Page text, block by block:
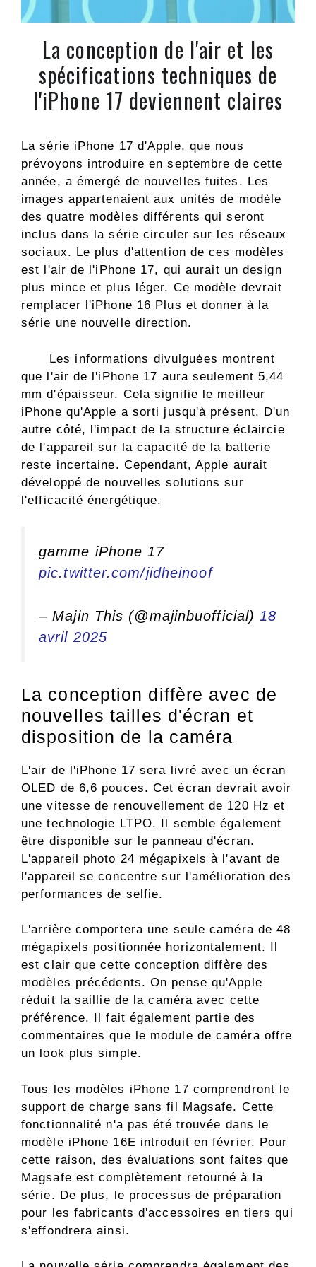
La conception de l'air et les
spécifications techniques de
l'iPhone 17 deviennent claires
La série iPhone 17 d'Apple, que nous
prévoyons introduire en septembre de cette
année, a émergé de nouvelles fuites. Les
images appartenaient aux unités de modèle
des quatre modèles différents qui seront
inclus dans la série circuler sur les réseaux
sociaux. Le plus d'attention de ces modèles
est l'air de l'iPhone 17, qui aurait un design
plus mince et plus léger. Ce modèle devrait
remplacer l'iPhone 16 Plus et donner à la
série une nouvelle direction.
Les informations divulguées montrent
que l'air de l'iPhone 17 aura seulement 5,44
mm d'épaisseur. Cela signifie le meilleur
iPhone qu'Apple a sorti jusqu'à présent. D'un
autre côté, l'impact de la structure éclaircie
de l'appareil sur la capacité de la batterie
reste incertaine. Cependant, Apple aurait
développé de nouvelles solutions sur
l'efficacité énergétique.
gamme iPhone 17
pic.twitter.com/jidheinoof
– Majin This (@majinbuofficial)18
avril 2025
La conception diffère avec de
nouvelles tailles d'écran et
disposition de la caméra
L'air de l'iPhone 17 sera livré avec un écran
OLED de 6,6 pouces. Cet écran devrait avoir
une vitesse de renouvellement de 120 Hz et
une technologie LTPO. Il semble également
être disponible sur le panneau d'écran.
L'appareil photo 24 mégapixels à l'avant de
l'appareil se concentre sur l'amélioration des
performances de selfie.
L'arrière comportera une seule caméra de 48
mégapixels positionnée horizontalement. Il
est clair que cette conception diffère des
modèles précédents. On pense qu'Apple
réduit la saillie de la caméra avec cette
préférence. Il fait également partie des
commentaires que le module de caméra offre
un look plus simple.
Tous les modèles iPhone 17 comprendront le
support de charge sans fil Magsafe. Cette
fonctionnalité n'a pas été trouvée dans le
modèle iPhone 16E introduit en février. Pour
cette raison, des évaluations sont faites que
Magsafe est complètement retourné à la
série. De plus, le processus de préparation
pour les fabricants d'accessoires en tiers qui
s'effondrera ainsi.